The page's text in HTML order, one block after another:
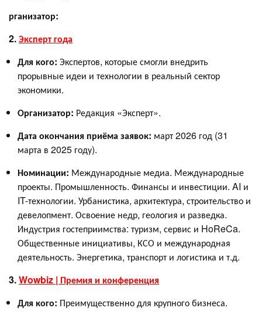
рганизатор:
2.Эксперт года
Для кого: Экспертов, которые смогли внедрить
прорывные идеи и технологии в реальный сектор
экономики.
Организатор: Редакция «Эксперт».
Дата окончания приёма заявок: март 2026 год (31
марта в 2025 году).
Номинации: Международные медиа. Международные
проекты. Промышленность. Финансы и инвестиции. AI и
IT-технологии. Урбанистика, архитектура, строительство и
девелопмент . Освоение недр, геология и разведка.
Индустрия гостеприимства: туризм, сервис и HoReCa .
Общественные инициативы, КСО и международная
деятельность . Энергетика, транспорт и логистика и т.д.
3.Wowbiz | Премия и конференция
Для кого: Преимущественно для крупного бизнеса.